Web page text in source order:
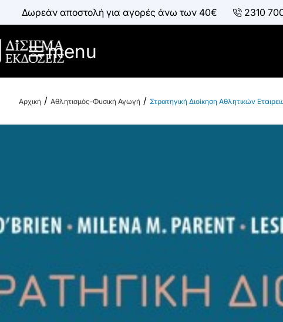
Δωρεάν αποστολή για αγορές άνω των 40€ 2310
menu
Αθλητισμός-Φυσική Αγωγή Στρατηγική Διοίκηση Αθλητικών